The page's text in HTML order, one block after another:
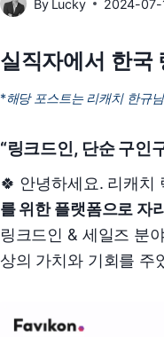
By Lucky 2024-07-
실직자에서 한국
*해당 포스트는 리캐치 한규
“링크드인, 단순 구인
🍀 안녕하세요. 리캐치
를 위한 플랫폼으로 자
링크드인 & 세일즈 분
상의 가치와 기회를 주